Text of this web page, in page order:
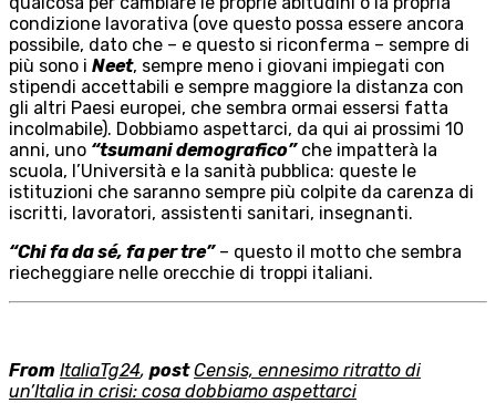
condizione lavorativa (ove questo possa essere ancora
possibile, dato che – e questo si riconferma – sempre di
più sono i Neet, sempre meno i giovani impiegati con
stipendi accettabili e sempre maggiore la distanza con
gli altri Paesi europei, che sembra ormai essersi fatta
incolmabile). Dobbiamo aspettarci, da qui ai prossimi 10
anni, uno “tsumani demografico”che impatterà la
scuola, l’Università e la sanità pubblica: queste le
istituzioni che saranno sempre più colpite da carenza di
iscritti, lavoratori, assistenti sanitari, insegnanti.
“Chi fa da sé, fa per tre”– questo il motto che sembra
riecheggiare nelle orecchie di troppi italiani.
From ItaliaTg24, post Censis, ennesimo ritratto di
un’Italia in crisi: cosa dobbiamo aspettarci